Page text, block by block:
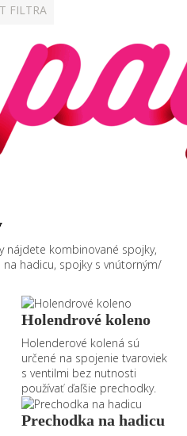
FILTRA
nájdete kombinované spojky,
hadicu, spojky s vnútorným/
Holendrové koleno
Holenderové kolená sú
určené na spojenie tvaroviek
s ventilmi bez nutnosti
používať ďaľšie prechodky.
Prechodka na hadicu